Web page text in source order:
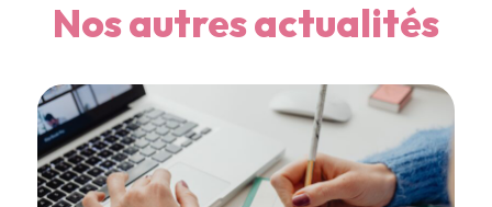
Nos autres actualités